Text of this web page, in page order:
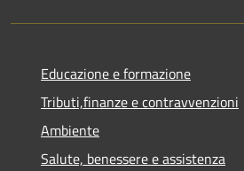
Educazione e formazione
Tributi,finanze e contravvenzioni
Ambiente
Salute, benessere e assistenza